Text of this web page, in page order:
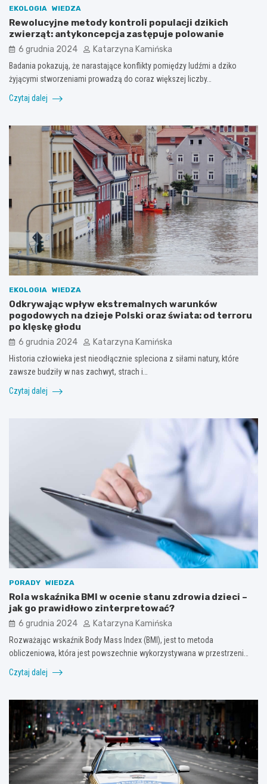
EKOLOGIA WIEDZA
Rewolucyjne metody kontroli populacji dzikich
zwierząt: antykoncepcja zastępuje polowanie
6 grudnia 2024 Katarzyna Kamińska
Badania pokazują, że narastające konflikty pomiędzy ludźmi a dziko
żyjącymi stworzeniami prowadzą do coraz większej liczby…
Czytaj dalej
EKOLOGIA WIEDZA
Odkrywając wpływ ekstremalnych warunków
pogodowych na dzieje Polski oraz świata: od terroru
po klęskę głodu
6 grudnia 2024 Katarzyna Kamińska
Historia człowieka jest nieodłącznie spleciona z siłami natury, które
zawsze budziły w nas zachwyt, strach i…
Czytaj dalej
PORADY WIEDZA
Rola wskaźnika BMI w ocenie stanu zdrowia dzieci –
jak go prawidłowo zinterpretować?
6 grudnia 2024 Katarzyna Kamińska
Rozważając wskaźnik Body Mass Index (BMI), jest to metoda
obliczeniowa, która jest powszechnie wykorzystywana w przestrzeni…
Czytaj dalej